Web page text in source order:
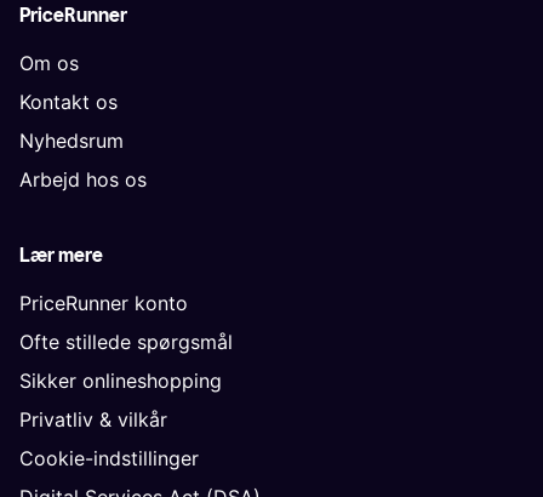
PriceRunner
Om os
Kontakt os
Nyhedsrum
Arbejd hos os
Lær mere
PriceRunner konto
Ofte stillede spørgsmål
Sikker onlineshopping
Privatliv & vilkår
Cookie-indstillinger